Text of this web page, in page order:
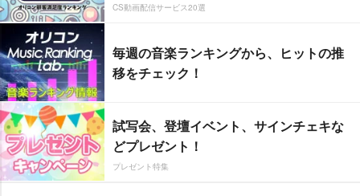
CS動画配信サービス20選
毎週の音楽ランキングから、ヒットの推
移をチェック！
試写会、登壇イベント、サインチェキな
どプレゼント！
プレゼント特集